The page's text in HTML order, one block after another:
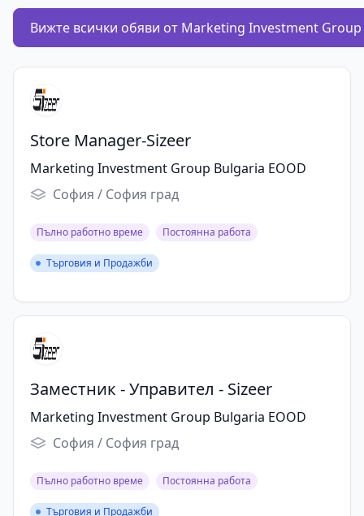
Вижте всички обяви от Marketing Investment Group
Store Manager-Sizeer
Marketing Investment Group Bulgaria EOOD
София / София град
Пълно работно време Постоянна работа
Търговия и Продажби
Търговия и Продажби
Заместник - Управител - Sizeer
Marketing Investment Group Bulgaria EOOD
София / София град
Пълно работно време Постоянна работа
Търговия и Продажби
Търговия и Продажби